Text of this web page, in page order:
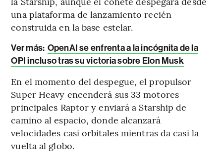
una plataforma de lanzamiento recién
construida en la base estelar.
Ver más: OpenAI se enfrenta a la incógnita de la
OPI incluso tras su victoria sobre Elon Musk
En el momento del despegue, el propulsor
Super Heavy encenderá sus 33 motores
principales Raptor y enviará a Starship de
camino al espacio, donde alcanzará
velocidades casi orbitales mientras da casi la
vuelta al globo.